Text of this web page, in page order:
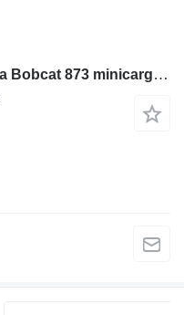
6673757 unidad de control para Bobcat 873 minicargadora